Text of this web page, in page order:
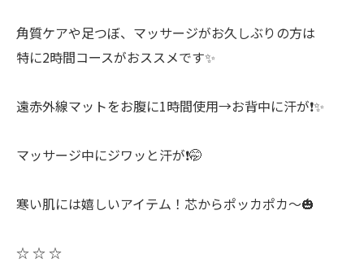
角質ケアや足つぼ、マッサージがお久しぶりの方は
特に2時間コースがおススメです✨
遠赤外線マットをお腹に1時間使用→お背中に汗が❗️✨
マッサージ中にジワッと汗が❗️🤭
寒い肌には嬉しいアイテム！芯からポッカポカ〜🎃
☆ ☆ ☆